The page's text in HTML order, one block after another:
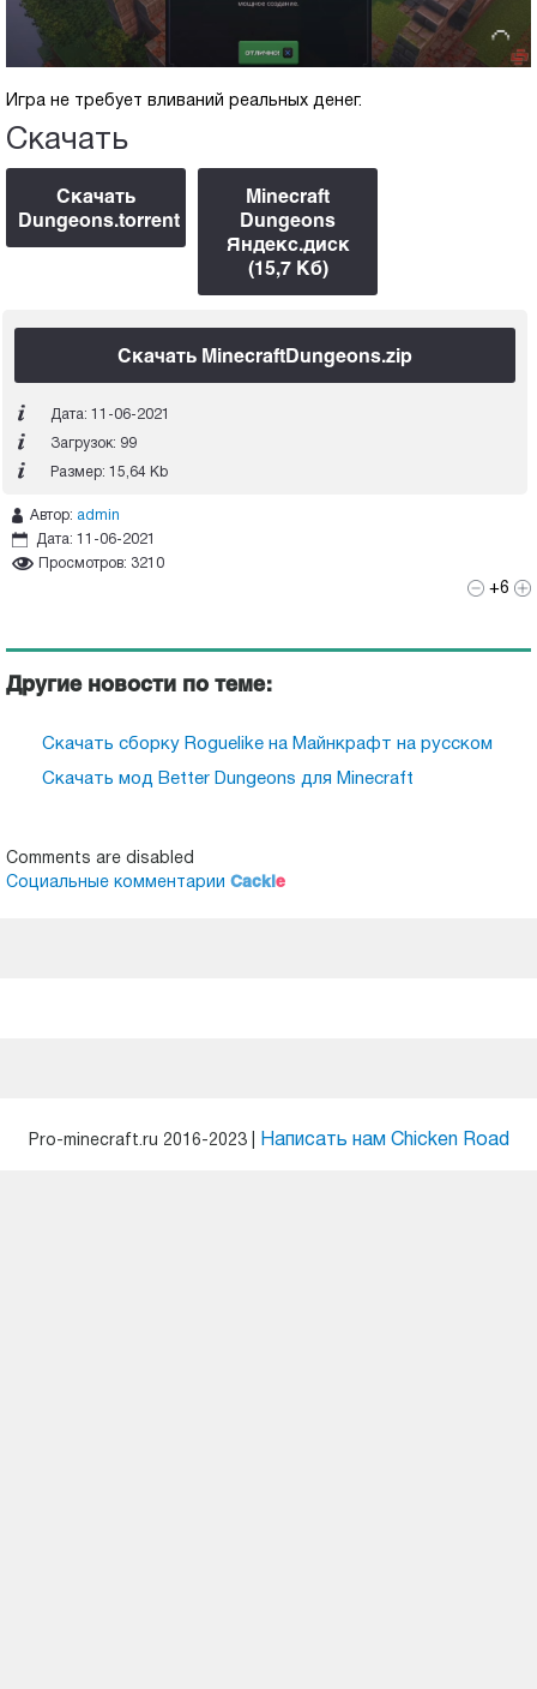
Игра не требует вливаний реальных денег.
Скачать
Скачать
Dungeons.torrent
Minecraft
Dungeons
Яндекс.диск
(15,7 Kб)
Скачать MinecraftDungeons.zip
Дата: 11-06-2021
Загрузок: 99
Размер: 15,64 Kb
Автор: admin
Дата: 11-06-2021
Просмотров: 3210
+6
Другие новости по теме:
Скачать сборку Roguelike на Майнкрафт на русском
Скачать мод Better Dungeons для Minecraft
Comments are disabled
Социальные комментарии Cackle
Pro-minecraft.ru 2016-2023 | Написать нам Chicken Road